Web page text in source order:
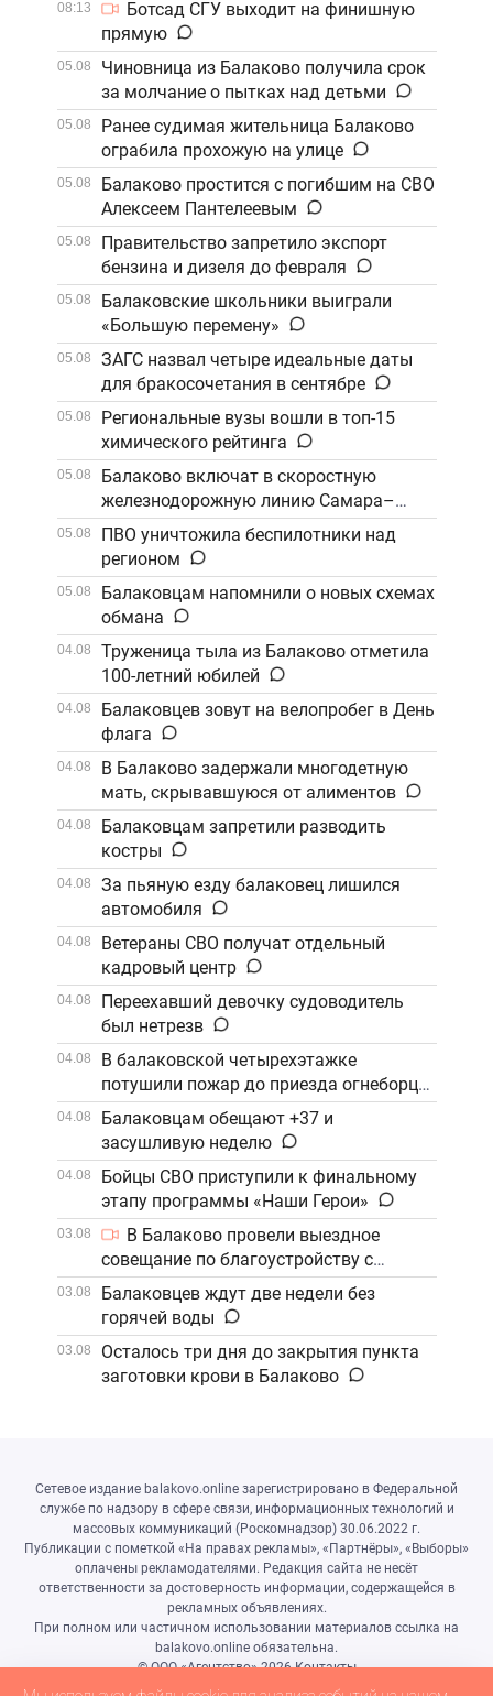
08:13
Ботсад СГУ выходит на финишную
прямую
05.08
Чиновница из Балаково получила срок
за молчание о пытках над детьми
05.08
Ранее судимая жительница Балаково
ограбила прохожую на улице
05.08
Балаково простится с погибшим на СВО
Алексеем Пантелеевым
05.08
Правительство запретило экспорт
бензина и дизеля до февраля
05.08
Балаковские школьники выиграли
«Большую перемену»
05.08
ЗАГС назвал четыре идеальные даты
для бракосочетания в сентябре
05.08
Региональные вузы вошли в топ-15
химического рейтинга
05.08
Балаково включат в скоростную
железнодорожную линию Самара–
Саратов
05.08
ПВО уничтожила беспилотники над
регионом
05.08
Балаковцам напомнили о новых схемах
обмана
04.08
Труженица тыла из Балаково отметила
100-летний юбилей
04.08
Балаковцев зовут на велопробег в День
флага
04.08
В Балаково задержали многодетную
мать, скрывавшуюся от алиментов
04.08
Балаковцам запретили разводить
костры
04.08
За пьяную езду балаковец лишился
автомобиля
04.08
Ветераны СВО получат отдельный
кадровый центр
04.08
Переехавший девочку судоводитель
был нетрезв
04.08
В балаковской четырехэтажке
потушили пожар до приезда огнеборцев
04.08
Балаковцам обещают +37 и
засушливую неделю
04.08
Бойцы СВО приступили к финальному
этапу программы «Наши Герои»
03.08
В Балаково провели выездное
совещание по благоустройству с
участием компании «ФосАгро»
03.08
Балаковцев ждут две недели без
горячей воды
03.08
Осталось три дня до закрытия пункта
заготовки крови в Балаково
Сетевое издание balakovo.online зарегистрировано в Федеральной
службе по надзору в сфере связи, информационных технологий и
массовых коммуникаций (Роскомнадзор) 30.06.2022 г.
Публикации с пометкой «На правах рекламы», «Партнёры», «Выборы»
оплачены рекламодателями. Редакция сайта не несёт
ответственности за достоверность информации, содержащейся в
рекламных объявлениях.
При полном или частичном использовании материалов ссылка на
balakovo.online обязательна.
© ООО «Агентство»2026Контакты
Разработка сайта и дизайн:
revtail.ru